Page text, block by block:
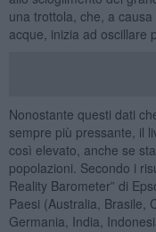
una trottola, che, a
acque, inizia ad oscillare
Nonostante questi dati
sempre più pressante, il
così elevato, anche se
popolazioni. Secondo i
Reality Barometer” di
Paesi (Australia, Brasile,
Germania, India,